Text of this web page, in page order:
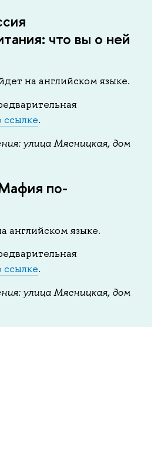
что вы о ней
на английском языке.
ссылке.
улица Мясницкая, дом
по-
английском языке.
ссылке.
улица Мясницкая, дом